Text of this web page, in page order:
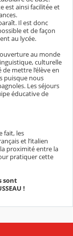
est ainsi facilitée et
Il est donc
et de façon
au lycée.
au monde
culturelle
mettre l’élève en
puisque nous
Les séjours
éducative de
fait, les
et l’italien
proximité entre la
pratiquer cette
sont
!